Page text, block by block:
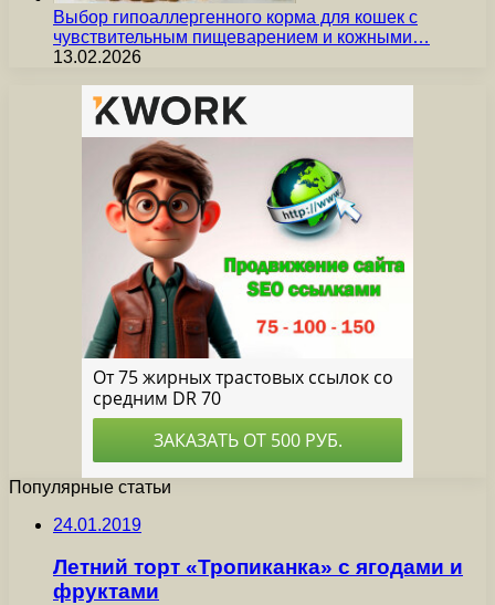
Выбор гипоаллергенного корма для кошек с
чувствительным пищеварением и кожными…
13.02.2026
Популярные статьи
24.01.2019
Летний торт «Тропиканка» с ягодами и
фруктами